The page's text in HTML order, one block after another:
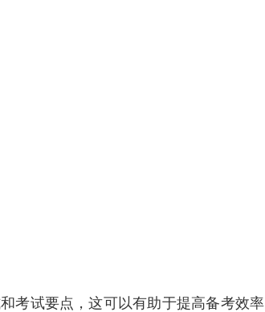
考试要点，这可以有助于提高备考效率